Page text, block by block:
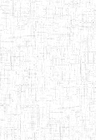
2010 ENIET
2007 ENIEG